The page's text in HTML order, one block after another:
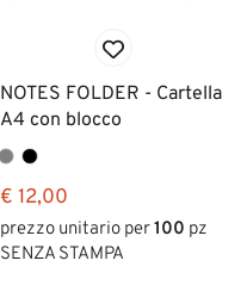
NOTES FOLDER - Cartella
A4 con blocco
€ 12,00
prezzo unitario per100 pz
SENZA STAMPA